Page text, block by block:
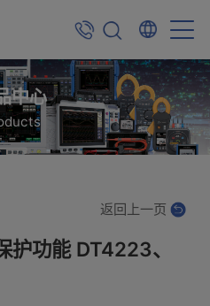
中心
护功能 DT4223、
返回上一页